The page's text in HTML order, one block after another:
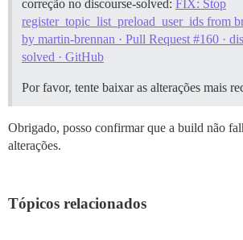
correção no discourse-solved: FIX: Stop
register_topic_list_preload_user_ids from
by martin-brennan · Pull Request #160 ·
solved · GitHub
Por favor, tente baixar as alterações mais
Obrigado, posso confirmar que a build não
alterações.
Tópicos relacionados